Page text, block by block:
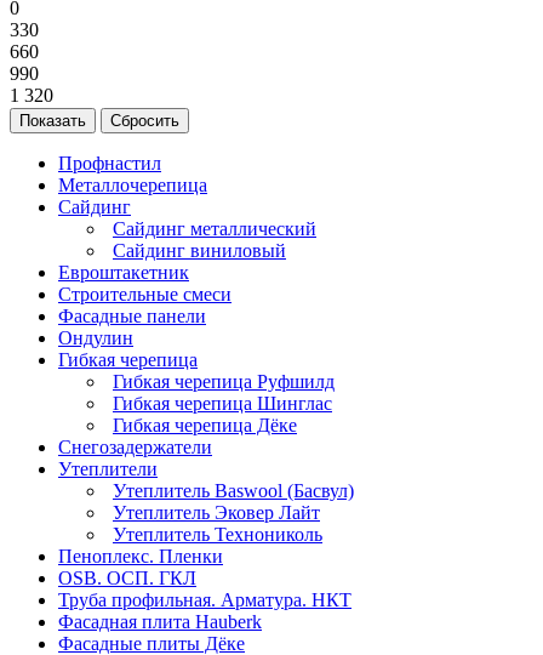
0
330
660
990
1 320
Сбросить
Профнастил
Металлочерепица
Сайдинг
Сайдинг металлический
Сайдинг виниловый
Евроштакетник
Строительные смеси
Фасадные панели
Ондулин
Гибкая черепица
Гибкая черепица Руфшилд
Гибкая черепица Шинглас
Гибкая черепица Дёке
Снегозадержатели
Утеплители
Утеплитель Baswool (Басвул)
Утеплитель Эковер Лайт
Утеплитель Технониколь
Пеноплекс. Пленки
OSB. ОСП. ГКЛ
Труба профильная. Арматура. НКТ
Фасадная плита Hauberk
Фасадные плиты Дёке